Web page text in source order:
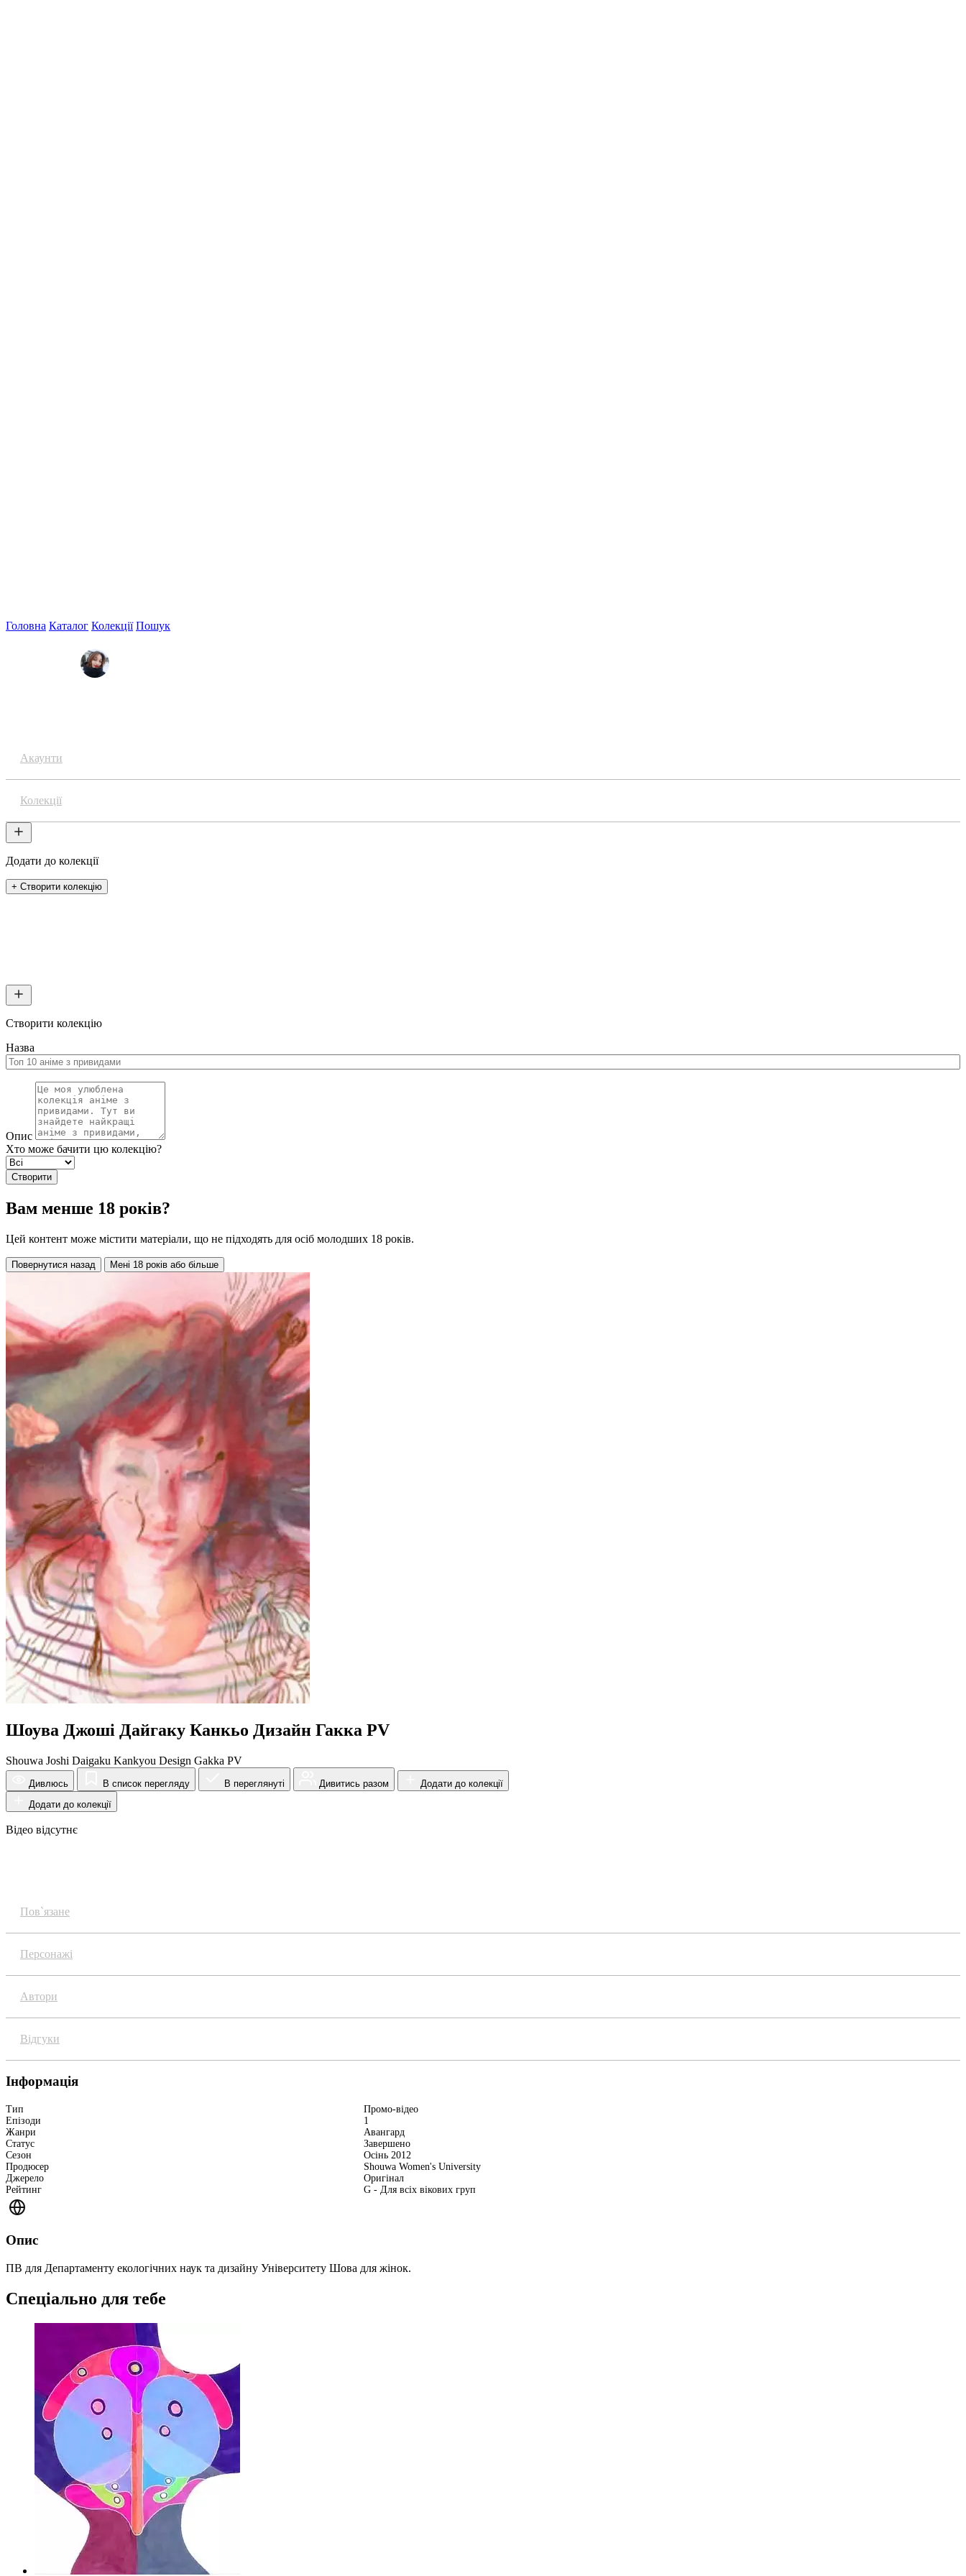
Головна Каталог Колекції Пошук
Акаунти
Колекції
Додати до колекції
+ Створити колекцію
Створити колекцію
Назва
Опис
Хто може бачити цю колекцію?
Створити
Вам менше 18 років?
Цей контент може містити матеріали, що не підходять для осіб молодших 18 років.
Повернутися назад Мені 18 років або більше
Шоува Джоші Дайгаку Канкьо Дизайн Гакка PV
Shouwa Joshi Daigaku Kankyou Design Gakka PV
Дивлюсь В список перегляду В переглянуті Дивитись разом
Додати до колекції
Додати до колекції
Відео відсутнє
Пов`язане
Персонажі
Автори
Відгуки
Інформація
Тип
Промо-відео
Епізоди
1
Жанри
Авангард
Статус
Завершено
Сезон
Осінь 2012
Продюсер
Shouwa Women's University
Джерело
Оригінал
Рейтинг
G - Для всіх вікових груп
Опис
ПВ для Департаменту екологічних наук та дизайну Університету Шова для жінок.
Спеціально для тебе